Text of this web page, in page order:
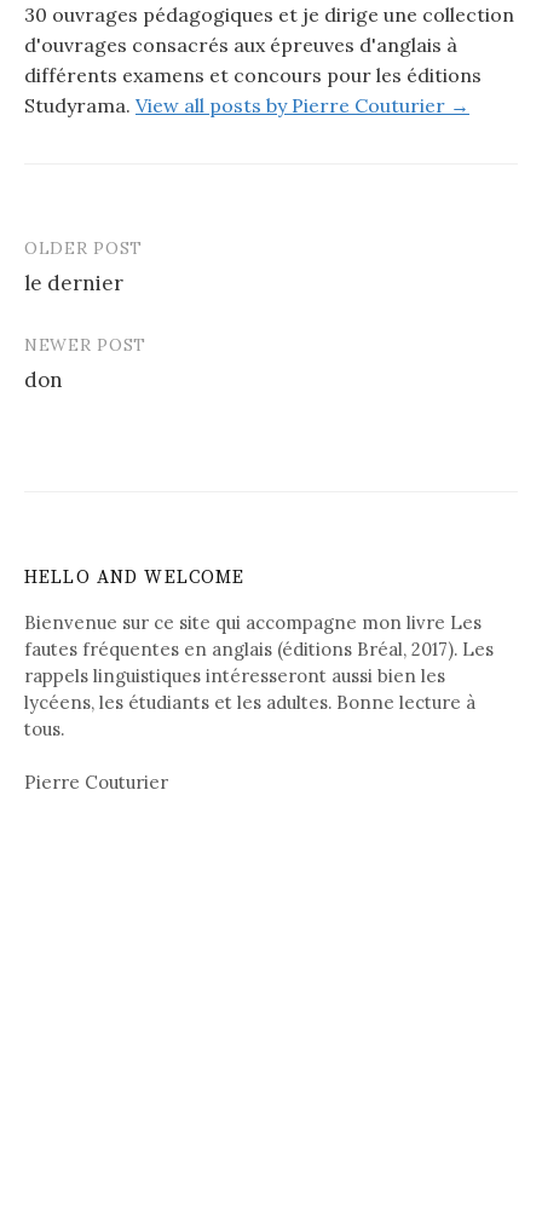
30 ouvrages pédagogiques et je dirige une collection
d'ouvrages consacrés aux épreuves d'anglais à
différents examens et concours pour les éditions
Studyrama. View all posts by Pierre Couturier →
o
v
i
g
a
t
i
OLDER POST
le dernier
NEWER POST
don
HELLO AND WELCOME
Bienvenue sur ce site qui accompagne mon livre Les
fautes fréquentes en anglais (éditions Bréal, 2017). Les
rappels linguistiques intéresseront aussi bien les
lycéens, les étudiants et les adultes. Bonne lecture à
tous.
Pierre Couturier